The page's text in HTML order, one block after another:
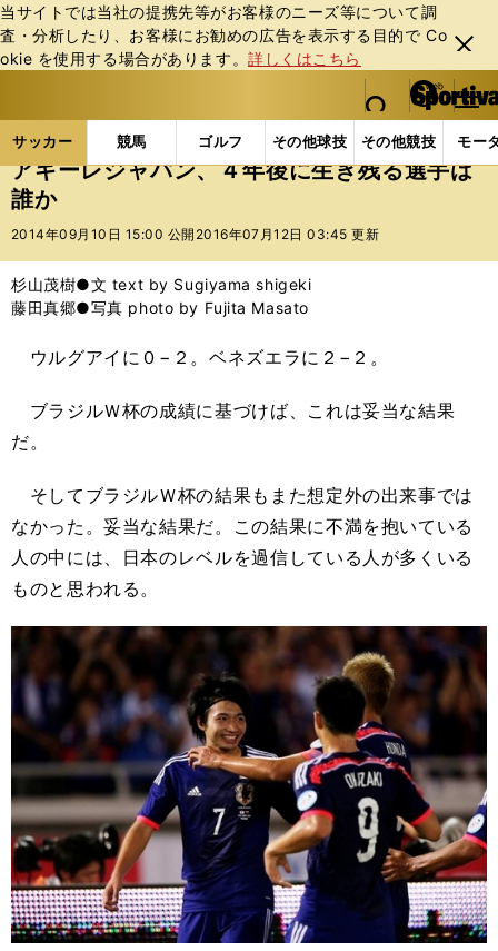
当サイトでは当社の提携先等がお客様のニーズ等について調
査・分析したり、お客様にお勧めの広告を表⽰する⽬的で Co
okie を使⽤する場合があります。詳しくはこちら
閉じ
る
web Sportiva (webスポルティーバ)
検索
マイペ
ー
ジ
メニュ
サッカー 競馬 ゴルフ その他球技 その他競技 モー
ス
ポ
ル
バ
サッカーの記事一覧 サッカー代表 日本代表 ア
アギーレジャパン、４年後に生き残る選手は
誰か
2014年09月10日 15:00 公開 2016年07月12日 03:45 更新
杉山茂樹●文 text by Sugiyama shigeki
藤田真郷●写真 photo by Fujita Masato
ウルグアイに０−２。ベネズエラに２−２。
ブラジルＷ杯の成績に基づけば、これは妥当な結果
だ。
そしてブラジルＷ杯の結果もまた想定外の出来事では
なかった。妥当な結果だ。この結果に不満を抱いている
人の中には、日本のレベルを過信している人が多くいる
ものと思われる。